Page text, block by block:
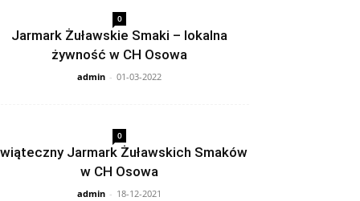
0
Jarmark Żuławskie Smaki – lokalna
żywność w CH Osowa
admin - 01-03-2022
0
Jarmark Żuławskich Smaków
w CH Osowa
admin - 18-12-2021